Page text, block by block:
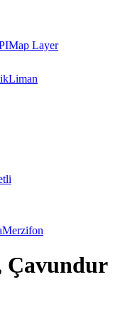
Map Layer
Liman
Merzifon
Çavundur